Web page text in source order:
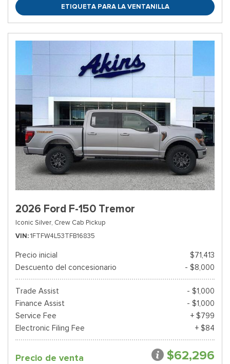
ETIQUETA PARA LA VENTANILLA
2026 Ford F-150 Tremor
Iconic Silver, Crew Cab Pickup
VIN 1FTFW4L53TFB16835
Precio inicial
$71,413
Descuento del concesionario
- $8,000
Trade Assist
- $1,000
Finance Assist
- $1,000
Service Fee
+ $799
Electronic Filing Fee
+ $84
Precio de venta $62,296